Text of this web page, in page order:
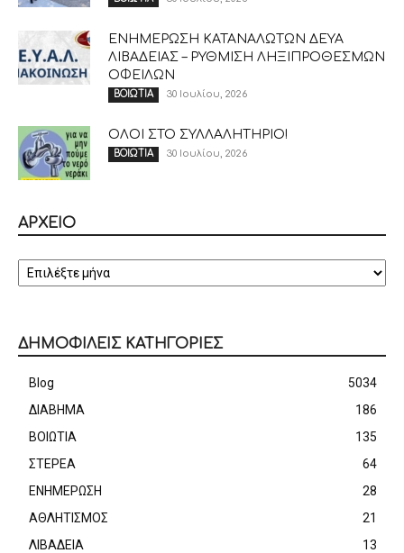
ΕΝΗΜΕΡΩΣΗ ΚΑΤΑΝΑΛΩΤΩΝ ΔΕΥΑ
ΛΙΒΑΔΕΙΑΣ – ΡΥΘΜΙΣΗ ΛΗΞΙΠΡΟΘΕΣΜΩΝ
ΟΦΕΙΛΩΝ
ΒΟΙΩΤΙΑ 30 Ιουλίου, 2026
ΟΛΟΙ ΣΤΟ ΣΥΛΛΑΛΗΤΗΡΙΟ!
ΒΟΙΩΤΙΑ 30 Ιουλίου, 2026
ΑΡΧΕΙΟ
ΔΗΜΟΦΙΛΕΙΣ ΚΑΤΗΓΟΡΙΕΣ
Blog
5034
ΔΙΑΒΗΜΑ
186
ΒΟΙΩΤΙΑ
135
ΣΤΕΡΕΑ
64
ΕΝΗΜΕΡΩΣΗ
28
ΑΘΛΗΤΙΣΜΟΣ
21
ΛΙΒΑΔΕΙΑ
13